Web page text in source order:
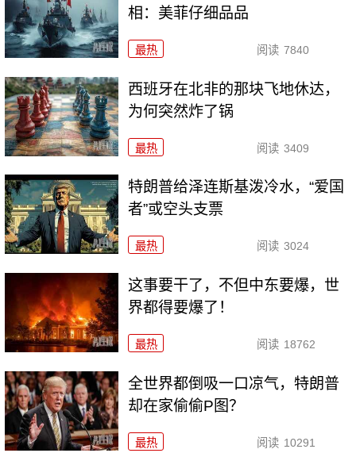
相：美菲仔细品品
最热 阅读 7840
西班牙在北非的那块飞地休达，
为何突然炸了锅
最热 阅读 3409
特朗普给泽连斯基泼冷水，“爱国
者”或空头支票
最热 阅读 3024
这事要干了，不但中东要爆，世
界都得要爆了！
最热 阅读 18762
全世界都倒吸一口凉气，特朗普
却在家偷偷P图？
最热 阅读 10291